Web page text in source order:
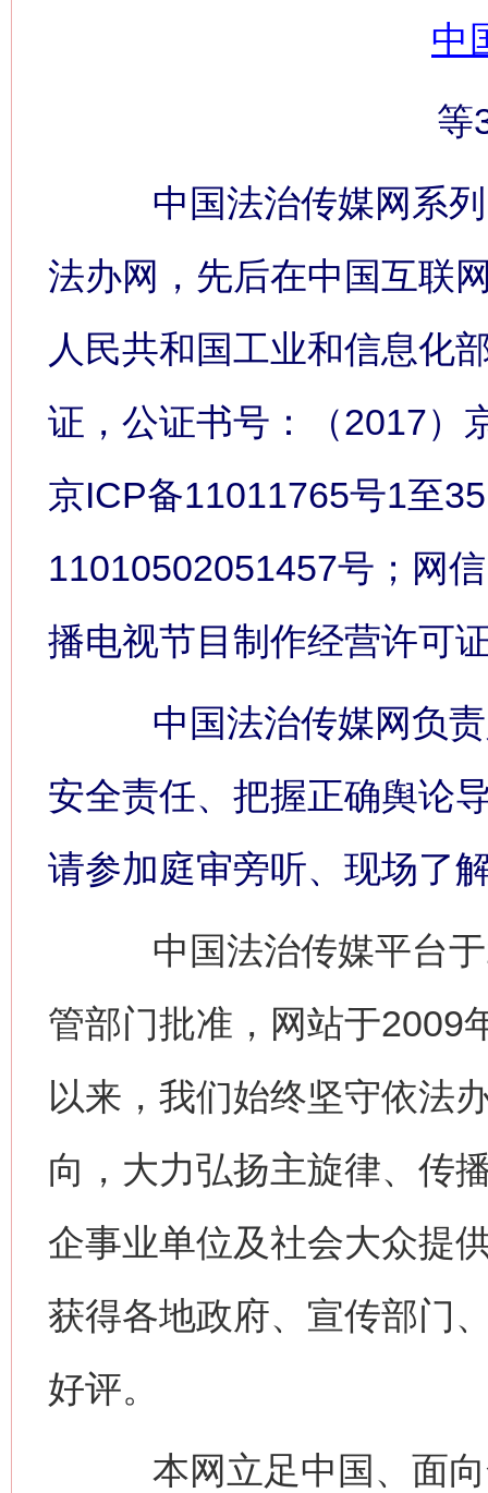
中
等
中国法治传媒网系列
法办网，先后在中国互联
人民共和国工业和信息化
证，公证书号：（2017）
京ICP备11011765号1至
11010502051457号；网
播电视节目制作经营许可
中国法治传媒网负责
安全责任、把握正确舆论
请参加庭审旁听、现场了
中国法治传媒平台于
管部门批准，网站于2009
以来，我们始终坚守依法
向，大力弘扬主旋律、传
企事业单位及社会大众提
获得各地政府、宣传部门
好评。
本网立足中国、面向